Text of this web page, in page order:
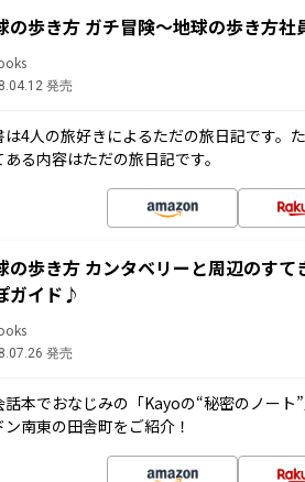
の歩き方 ガチ冒険～地球の歩き方社
発売
は4人の旅好きによるただの旅日記です。
ある内容はただの旅日記です。
の歩き方 カンタベリーと周辺のす
ガイド♪
発売
話本でおなじみの「Kayoの“秘密のノー
ン南東の田舎町をご紹介！